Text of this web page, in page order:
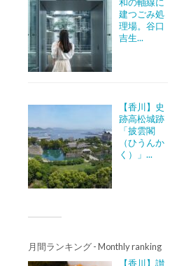
建つごみ処
理場。谷口
吉生...
【香川】史
跡高松城跡
「披雲閣
（ひうんか
く）」...
月間ランキング - Monthly ranking
【香川】讃